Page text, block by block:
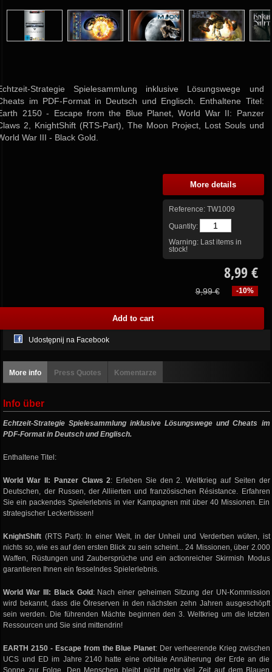
Strategie Spielesammlung inklusive Lösungswege und
im PDF-Format in Deutsch und Englisch. Enthaltene Titel:
2150 - Escape from the Blue Planet, World War II: Panzer
2, KnightShift (RTS-Part), The Moon Project, Lost Souls und
War III - Black Gold.
More details
Reference: TW1009
Quantity:
Warning: Last items in
stock!
8,99 €
-10%
9,99 €
Udostępnij na Facebook
More info Press Quotes Komentarze
Info über
Echtzeit-Strategie Spielesammlung inklusive Lösungswege und Cheats im
PDF-Format in Deutsch und Englisch.
Enthaltene Titel:
World War II: Panzer Claws 2: Erleben Sie den 2. Weltkrieg auf Seiten der
Deutschen, der Russen, der Alliierten und französischen Résistance. Erfahren
Sie ein packendes Spielerlebnis in vier Kampagnen mit über 40 Missionen. Ein
strategischer Leckerbissen!
KnightShift (RTS Part): In einer Welt, in der Unheil und Verderben wüten, ist
nichts so, wie es auf den ersten Blick zu sein scheint... 24 Missionen, über 2.000
Waffen, Rüstungen und Zaubersprüche und ein actionreicher Skirmish Modus
garantieren Ihnen ein fesselndes Spielerlebnis.
World War III: Black Gold : Nach einer geheimen Sitzung der UN-Kommission
wird bekannt, dass die Ölreserven in den nächsten zehn Jahren ausgeschöpft
sein werden. Die führenden Mächte beginnen den 3. Weltkrieg um die letzten
Ressourcen und Sie sind mittendrin!
EARTH 2150 - Escape from the Blue Planet: Der verheerende Krieg zwischen
UCS und ED im Jahre 2140 hatte eine orbitale Annäherung der Erde an die
Sonne zur Folge. Den Menschen bleibt nicht mehr viel Zeit auf dem Blauen